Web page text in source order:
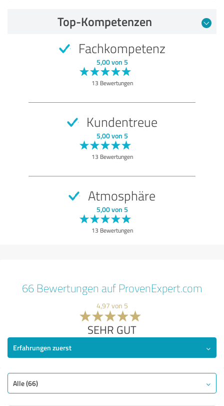
Top-Kompetenzen
Fachkompetenz
5,00 von 5
13 Bewertungen
Kundentreue
5,00 von 5
13 Bewertungen
Atmosphäre
5,00 von 5
13 Bewertungen
66 Bewertungen auf ProvenExpert.com
4,97 von 5
SEHR GUT
Erfahrungen zuerst
Alle (66)